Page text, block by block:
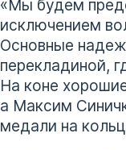
«Мы будем
исключением
Основные
перекладиной,
На коне
а Максим
медали на